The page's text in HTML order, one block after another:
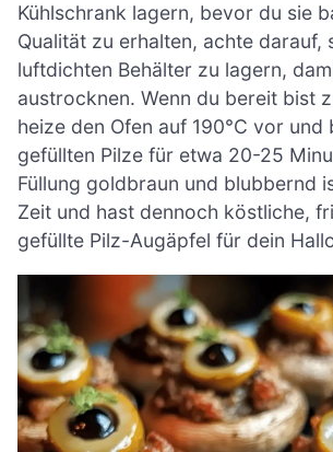
Kühlschrank lagern, bevor du sie
Qualität zu erhalten, achte darauf,
luftdichten Behälter zu lagern,
austrocknen. Wenn du bereit bist
heize den Ofen auf 190°C vor und
gefüllten Pilze für etwa 20-25
Füllung goldbraun und blubbernd
Zeit und hast dennoch köstliche,
gefüllte Pilz-Augäpfel für dein